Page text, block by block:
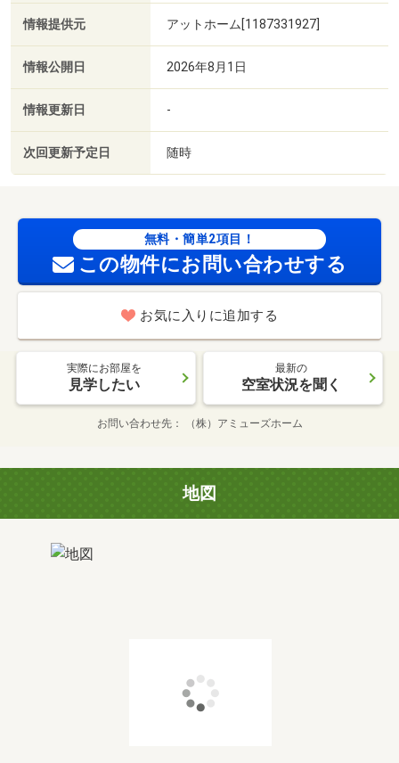
情報提供元 アットホーム[1187331927]
情報公開日 2026年8月1日
情報更新日 -
次回更新予定日 随時
無料・簡単2項目！
この物件にお問い合わせする
お気に入りに追加する
実際にお部屋を
見学したい
最新の
空室状況を聞く
お問い合わせ先 （株）アミューズホーム
地図